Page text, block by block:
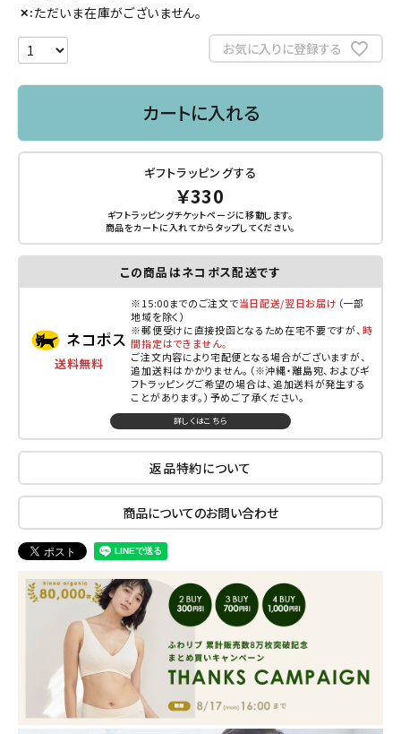
✕ ただいま在庫がございません。
お気に入りに登録する
カートに入れる
ギフトラッピングする
￥330
ギフトラッピングチケットページに移動します。
商品をカートに入れてから タップしてください。
この商品はネコポス配送です
送料無料
※15:00までのご注文で当日配送/翌日お届け （一部
地域を除く）
※郵便受けに直接投函となるため在宅不要ですが、時
間指定はできません。
ご注文内容により宅配便となる場合がございますが、
追加送料はかかりません。（※沖縄・離島宛、およびギ
フトラッピングご希望の場合は、追加送料が発生する
ことがあります。）予めご了承ください。
詳しくはこちら
返品特約について
商品についてのお問い合わせ